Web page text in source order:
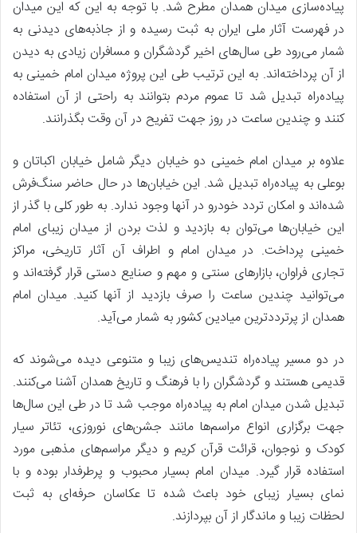
پیاده‌سازی میدان همدان مطرح شد. با توجه به این که این میدان
در فهرست آثار ملی ایران به ثبت رسیده و از جاذبه‌های دیدنی به
شمار می‌رود طی سال‌های اخیر گردشگران و مسافران زیادی به دیدن
از آن پرداخته‌اند. به این ترتیب طی این پروژه میدان امام خمینی به
پیاده‌راه تبدیل شد تا عموم مردم بتوانند به راحتی از آن استفاده
کنند و چندین ساعت در روز جهت تفریح در آن وقت بگذرانند.
علاوه بر میدان امام خمینی دو خیابان دیگر شامل خیابان اکباتان و
بوعلی به پیاده‌راه تبدیل شد. این خیابان‌ها در حال حاضر سنگ‌فرش
شده‌اند و امکان تردد خودرو در آنها وجود ندارد. به طور کلی با گذر از
این خیابان‌ها می‌توان به بازدید و لذت بردن از میدان زیبای امام
خمینی پرداخت. در میدان امام و اطراف آن آثار تاریخی، مراکز
تجاری فراوان، بازارهای سنتی و مهم و صنایع دستی قرار گرفته‌اند و
می‌توانید چندین ساعت را صرف بازدید از آنها کنید. میدان امام
همدان از پرترددترین میادین کشور به شمار می‌آید.
در دو مسیر پیاده‌راه تندیس‌های زیبا و متنوعی دیده می‌شوند که
قدیمی هستند و گردشگران را با فرهنگ و تاریخ همدان آشنا می‌کنند.
تبدیل شدن میدان امام به پیاده‌راه موجب شد تا در طی این سال‌ها
جهت برگزاری انواع مراسم‌ها مانند جشن‌های نوروزی، تئاتر سیار
کودک و نوجوان، قرائت قرآن کریم و دیگر مراسم‌های مذهبی مورد
استفاده قرار گیرد. میدان امام بسیار محبوب و پرطرفدار بوده و با
نمای بسیار زیبای خود باعث شده تا عکاسان حرفه‌ای به ثبت
لحظات زیبا و ماندگار از آن بپردازند.